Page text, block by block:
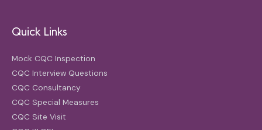
Quick Links
Mock CQC Inspection
CQC Interview Questions
CQC Consultancy
CQC Special Measures
CQC Site Visit